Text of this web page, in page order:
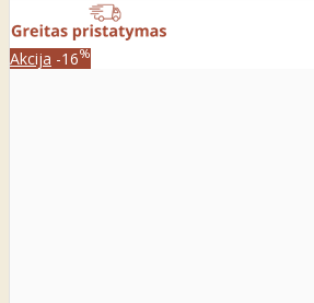
Akcija -16%